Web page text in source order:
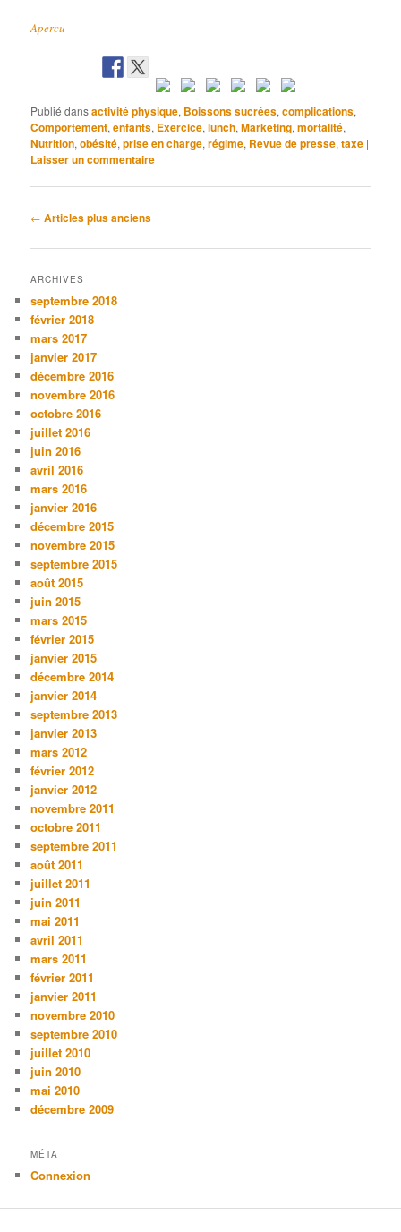
Apercu
Publié dansactivité physique, Boissons sucrées,complications,
Comportement,enfants, Exercice,lunch,Marketing,mortalité,
Nutrition,obésité,prise en charge,régime, Revue de presse,taxe |
Laisser un commentaire
Navigation
articles
← Articles plus anciens
ARCHIVES
septembre 2018
février 2018
mars 2017
janvier 2017
décembre 2016
novembre 2016
octobre 2016
juillet 2016
juin 2016
avril 2016
mars 2016
janvier 2016
décembre 2015
novembre 2015
septembre 2015
août 2015
juin 2015
mars 2015
février 2015
janvier 2015
décembre 2014
janvier 2014
septembre 2013
janvier 2013
mars 2012
février 2012
janvier 2012
novembre 2011
octobre 2011
septembre 2011
août 2011
juillet 2011
juin 2011
mai 2011
avril 2011
mars 2011
février 2011
janvier 2011
novembre 2010
septembre 2010
juillet 2010
juin 2010
mai 2010
décembre 2009
MÉTA
Connexion